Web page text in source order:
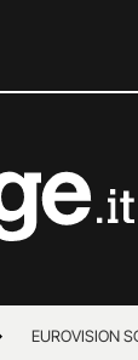
EUROVISION